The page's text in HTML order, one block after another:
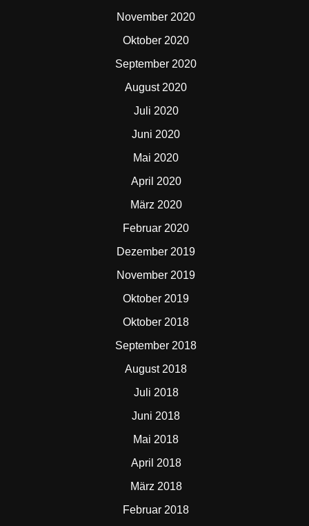
November 2020
Oktober 2020
September 2020
August 2020
Juli 2020
Juni 2020
Mai 2020
April 2020
März 2020
Februar 2020
Dezember 2019
November 2019
Oktober 2019
Oktober 2018
September 2018
August 2018
Juli 2018
Juni 2018
Mai 2018
April 2018
März 2018
Februar 2018